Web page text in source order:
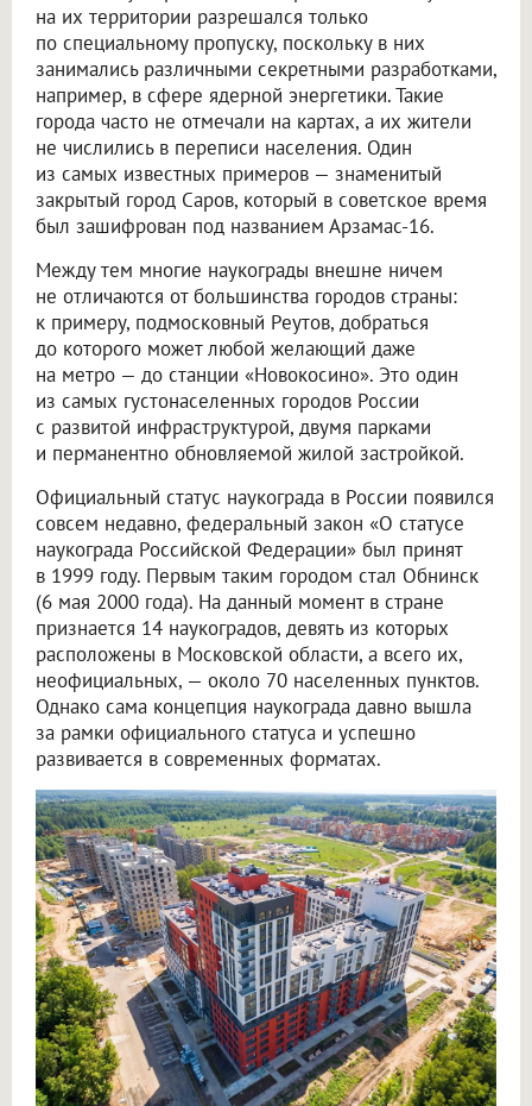
на их территории разрешался только
по специальному пропуску, поскольку в них
занимались различными секретными разработками,
например, в сфере ядерной энергетики. Такие
города часто не отмечали на картах, а их жители
не числились в переписи населения. Один
из самых известных примеров — знаменитый
закрытый город Саров, который в советское время
был зашифрован под названием Арзамас-16.
Между тем многие наукограды внешне ничем
не отличаются от большинства городов страны:
к примеру, подмосковный Реутов, добраться
до которого может любой желающий даже
на метро — до станции «Новокосино». Это один
из самых густонаселенных городов России
с развитой инфраструктурой, двумя парками
и перманентно обновляемой жилой застройкой.
Официальный статус наукограда в России появился
совсем недавно, федеральный закон «О статусе
наукограда Российской Федерации» был принят
в 1999 году. Первым таким городом стал Обнинск
(6 мая 2000 года). На данный момент в стране
признается 14 наукоградов, девять из которых
расположены в Московской области, а всего их,
неофициальных, — около 70 населенных пунктов.
Однако сама концепция наукограда давно вышла
за рамки официального статуса и успешно
развивается в современных форматах.